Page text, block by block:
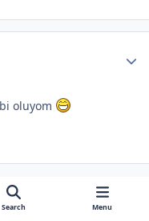
oluyom
Search Menu